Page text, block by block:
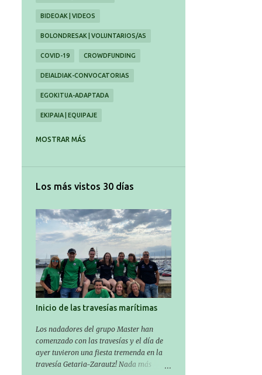
BIDEOAK | VIDEOS
BOLONDRESAK | VOLUNTARIOS/AS
COVID-19 CROWDFUNDING
DEIALDIAK-CONVOCATORIAS
EGOKITUA-ADAPTADA
EKIPAIA | EQUIPAJE
ENTRENAMENDUA | ENTRENAMIENTO
GURASOAK | PADRES Y MADRES
INTRO IRTEERAK | SALIDAS
IZEN EMATEAK-INSCRIPCIONES
KIROL IKUSKETAK | RECONOCIMIENTOS MEDICOS
KRONIKAK-CRÓNICAS
LASARTE-ORIA SARIA | TROFEO LASARTE-ORIA
LASARTEKO SARIA | TROFEO LASARTE
MOSTRAR MÁS
Los más vistos 30 días
Inicio de las travesías marítimas
Los nadadores del grupo Master han
comenzado con las travesías y el día de
ayer tuvieron una fiesta tremenda en la
travesía Getaria-Zarautz! Nada más